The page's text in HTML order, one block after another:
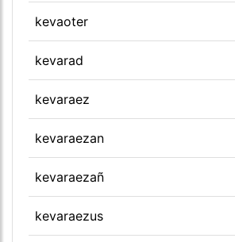
kevaoter
kevarad
kevaraez
kevaraezan
kevaraezañ
kevaraezus